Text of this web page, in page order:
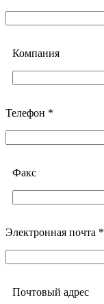
Компания
Телефон *
Факс
Электронная почта *
Почтовый адреc